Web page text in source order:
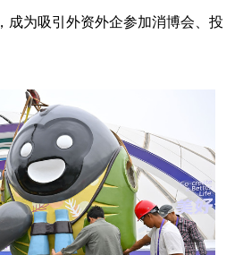
成为吸引外资外企参加消博会、投